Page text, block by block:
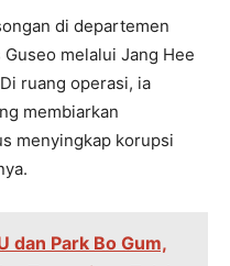
di departemen
melalui Jang Hee
ruang operasi, ia
membiarkan
menyingkap korupsi
dan Park Bo Gum,